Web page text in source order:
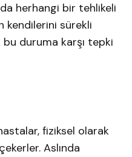
herhangi bir tehlikeli
kendilerini sürekli
duruma karşı tepki
fiziksel olarak
Aslında